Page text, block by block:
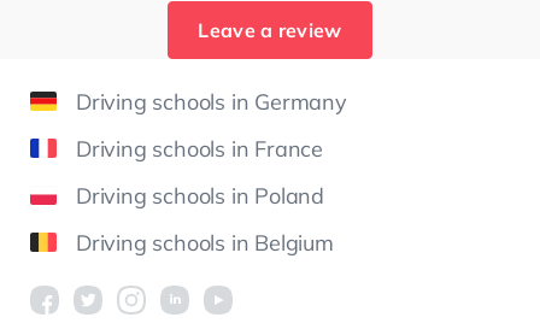
Leave a review
Driving schools in Germany
Driving schools in France
Driving schools in Poland
Driving schools in Belgium